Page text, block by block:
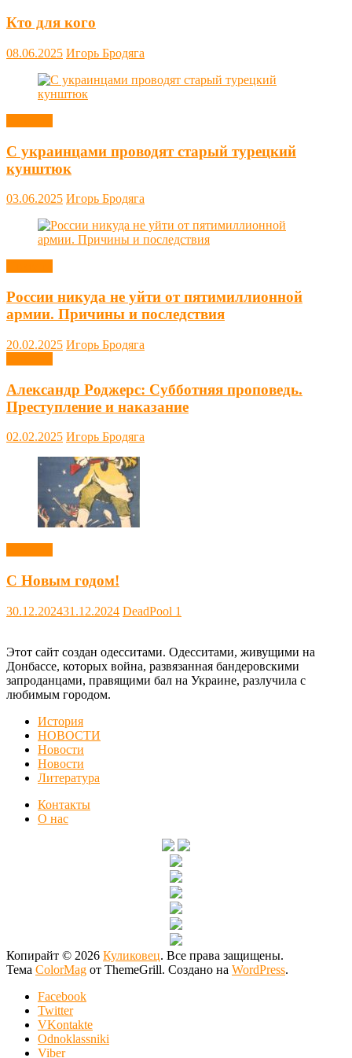
Кто для кого
08.06.2025 Игорь Бродяга
С украинцами проводят старый турецкий
кунштюк
03.06.2025 Игорь Бродяга
России никуда не уйти от пятимиллионной
армии. Причины и последствия
20.02.2025 Игорь Бродяга
Александр Роджерс: Субботняя проповедь.
Преступление и наказание
02.02.2025 Игорь Бродяга
С Новым годом!
30.12.202431.12.2024 DeadPool 1
Этот сайт создан одесситами. Одесситами, живущими на
Донбассе, которых война, развязанная бандеровскими
запроданцами, правящими бал на Украине, разлучила с
любимым городом.
История
НОВОСТИ
Новости
Новости
Литература
Контакты
О нас
Копирайт © 2026 Куликовец. Все права защищены.
Тема ColorMag от ThemeGrill. Создано на WordPress.
Facebook
Twitter
VKontakte
Odnoklassniki
Viber